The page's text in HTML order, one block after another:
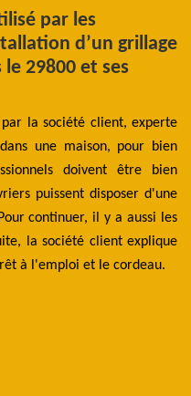
par les
d’un grillage
29800 et ses
la société client, experte
une maison, pour bien
doivent être bien
puissent disposer d'une
continuer, il y a aussi les
la société client explique
à l'emploi et le cordeau.